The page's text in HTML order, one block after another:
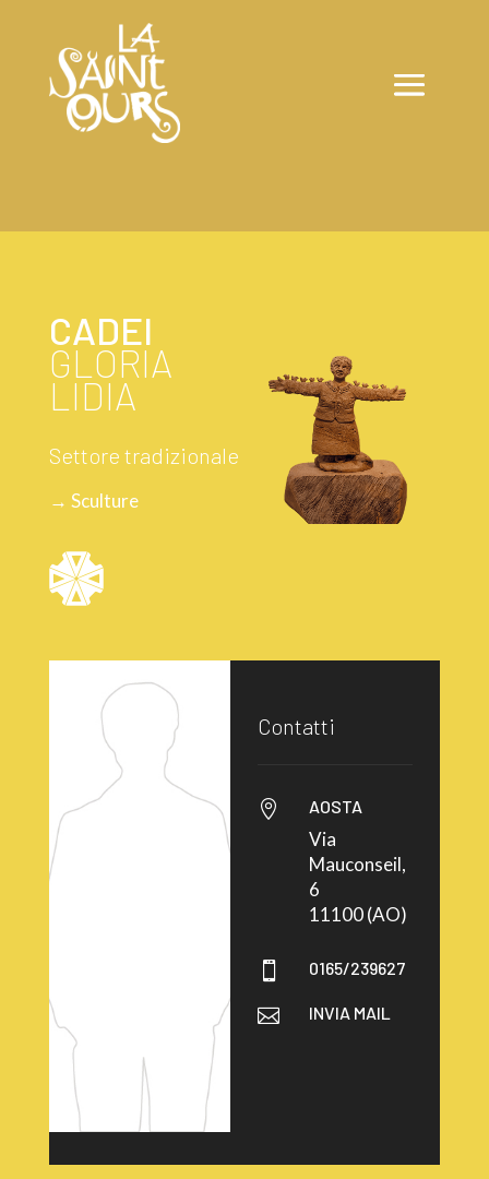
CADEI
GLORIA
LIDIA
Settore tradizionale
→ Sculture
Contatti
 AOSTA
Via
Mauconseil,
6
11100 (AO)
 0165/239627
 INVIA MAIL